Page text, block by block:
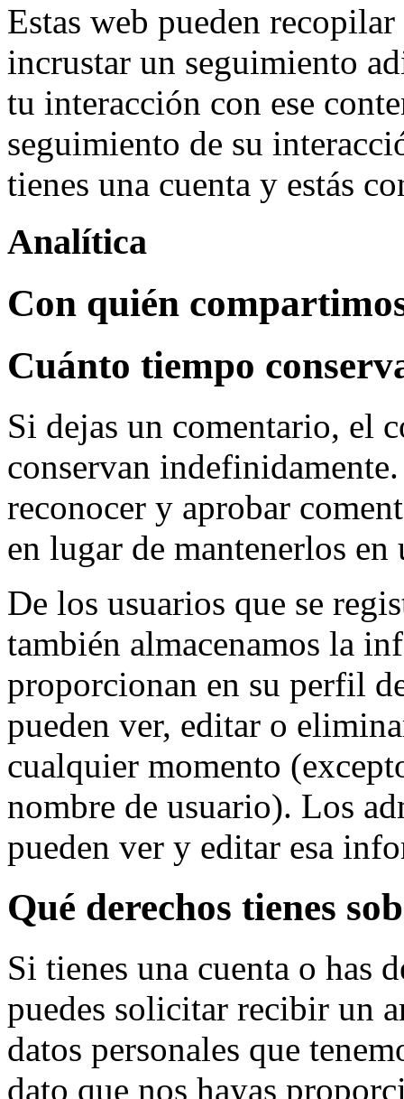
Estas web pueden
incrustar un seguimiento
tu interacción con ese
seguimiento de su
tienes una cuenta y estás
Analítica
Con quién
Cuánto tiempo
Si dejas un comentario, el
conservan
reconocer y aprobar
en lugar de mantenerlos
De los usuarios que se
también almacenamos la
proporcionan en su perfil
pueden ver, editar o
cualquier momento
nombre de usuario). Los
pueden ver y editar esa
Qué derechos tienes
Si tienes una cuenta o has
puedes solicitar recibir un
datos personales que
dato que nos hayas